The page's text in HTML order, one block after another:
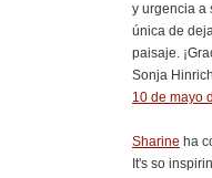
y urgencia a
única de
paisaje.
Sonja
10 de mayo
Sharine ha
It's so